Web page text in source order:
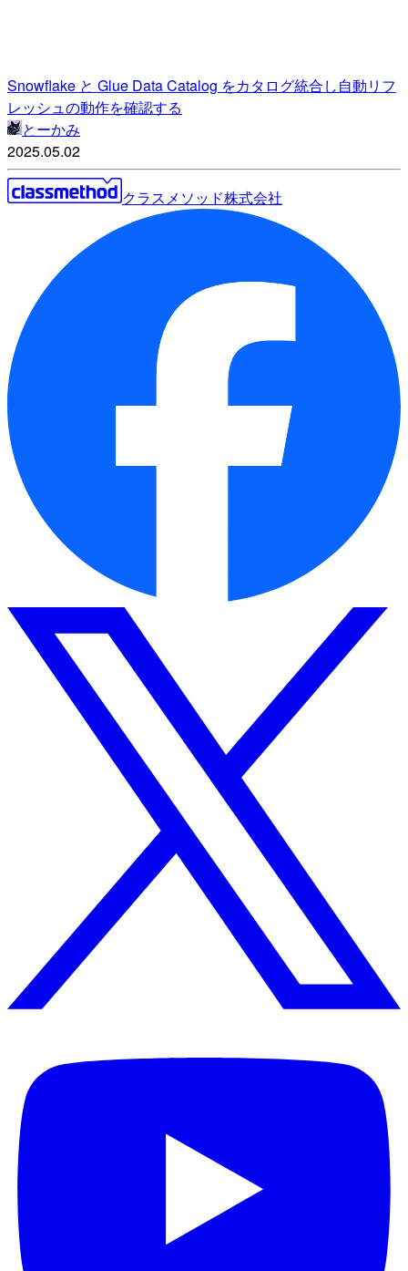
Snowflake と Glue Data Catalog をカタログ統合し自動リフ
レッシュの動作を確認する
とーかみ
2025.05.02
クラスメソッド株式会社